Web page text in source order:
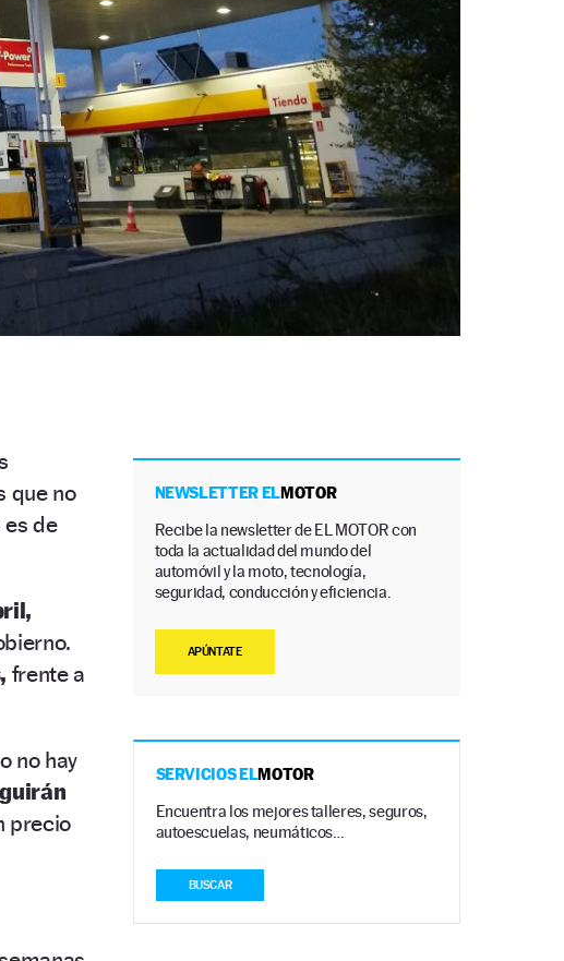
que no
de
frente a
no hay
precio
NEWSLETTER ELMOTOR
Recibe la newsletter de EL MOTOR con
toda la actualidad del mundo del
automóvil y la moto, tecnología,
seguridad, conducción y eficiencia.
APÚNTATE
SERVICIOS ELMOTOR
Encuentra los mejores talleres, seguros,
autoescuelas, neumáticos…
BUSCAR